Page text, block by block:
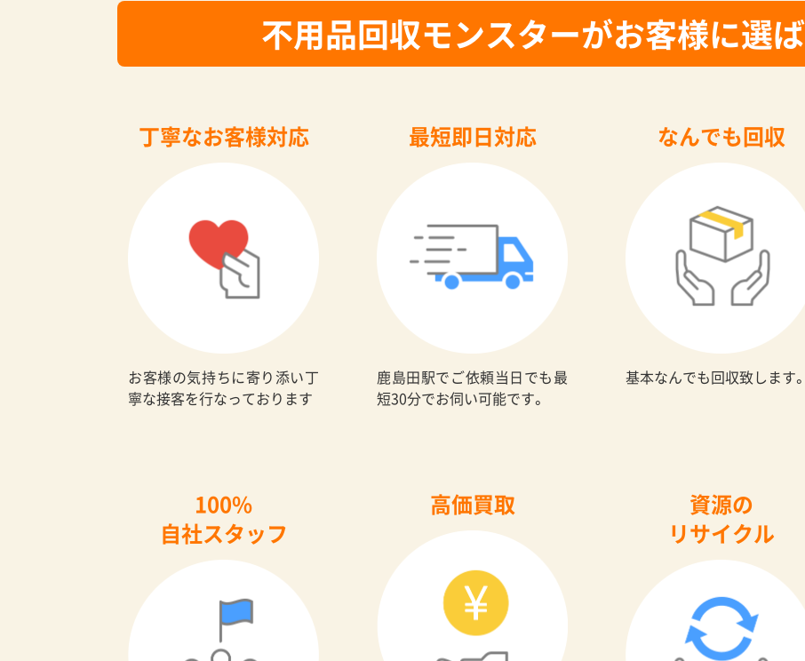
不用品回収モンスターがお客様に選
丁寧なお客様対応
お客様の気持ちに寄り添い丁
寧な接客を行なっております
最短即日対応
鹿島田駅でご依頼当日でも最
短30分でお伺い可能です。
なんでも回収
基本なんでも回収致します。
100%
自社スタッフ
高価買取
資源の
リサイクル